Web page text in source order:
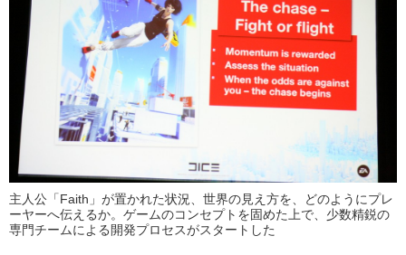
主人公「Faith」が置かれた状況、世界の見え方を、どのようにプレ
ーヤーへ伝えるか。ゲームのコンセプトを固めた上で、少数精鋭の
専門チームによる開発プロセスがスタートした